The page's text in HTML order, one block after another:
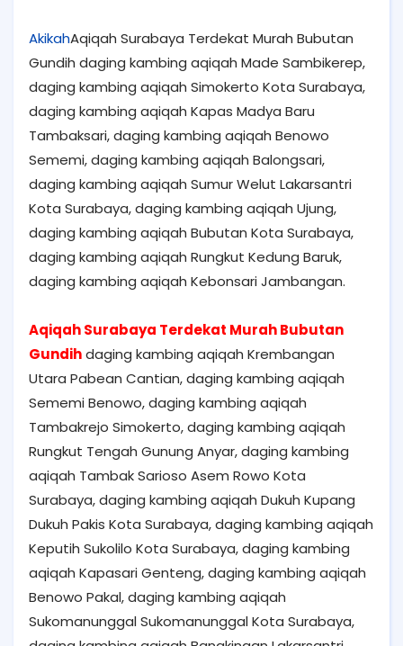
AkikahAqiqah Surabaya Terdekat Murah Bubutan
Gundih daging kambing aqiqah Made Sambikerep,
daging kambing aqiqah Simokerto Kota Surabaya,
daging kambing aqiqah Kapas Madya Baru
Tambaksari, daging kambing aqiqah Benowo
Sememi, daging kambing aqiqah Balongsari,
daging kambing aqiqah Sumur Welut Lakarsantri
Kota Surabaya, daging kambing aqiqah Ujung,
daging kambing aqiqah Bubutan Kota Surabaya,
daging kambing aqiqah Rungkut Kedung Baruk,
daging kambing aqiqah Kebonsari Jambangan.
Aqiqah Surabaya Terdekat Murah Bubutan
Gundihdaging kambing aqiqah Krembangan
Utara Pabean Cantian, daging kambing aqiqah
Sememi Benowo, daging kambing aqiqah
Tambakrejo Simokerto, daging kambing aqiqah
Rungkut Tengah Gunung Anyar, daging kambing
aqiqah Tambak Sarioso Asem Rowo Kota
Surabaya, daging kambing aqiqah Dukuh Kupang
Dukuh Pakis Kota Surabaya, daging kambing aqiqah
Keputih Sukolilo Kota Surabaya, daging kambing
aqiqah Kapasari Genteng, daging kambing aqiqah
Benowo Pakal, daging kambing aqiqah
Sukomanunggal Sukomanunggal Kota Surabaya,